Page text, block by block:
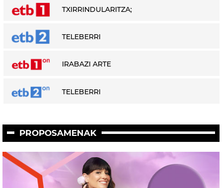
TXIRRINDULARITZA;
TELEBERRI
IRABAZI ARTE
TELEBERRI
PROPOSAMENAK